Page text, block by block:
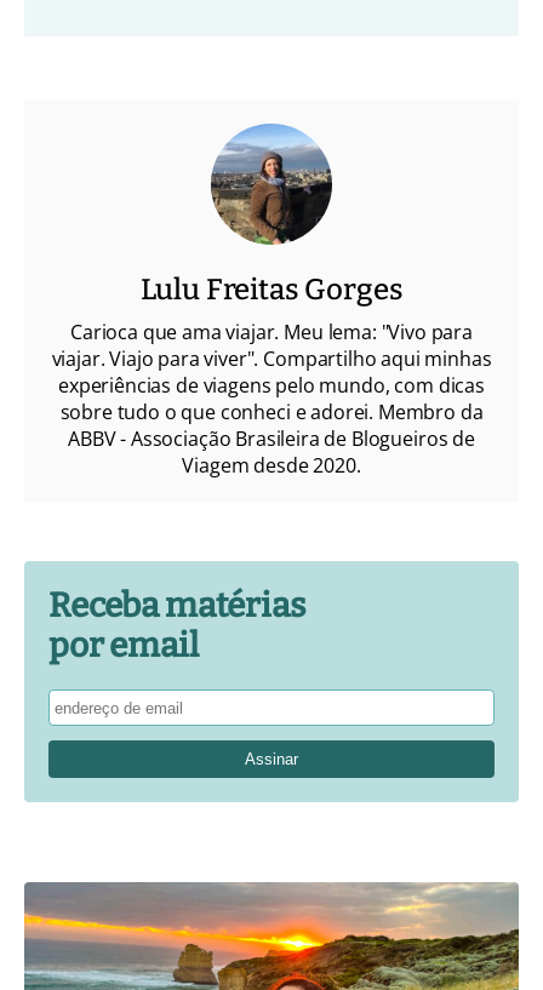
Lulu Freitas Gorges
Carioca que ama viajar. Meu lema: "Vivo para
viajar. Viajo para viver". Compartilho aqui minhas
experiências de viagens pelo mundo, com dicas
sobre tudo o que conheci e adorei. Membro da
ABBV - Associação Brasileira de Blogueiros de
Viagem desde 2020.
Receba matérias
por email